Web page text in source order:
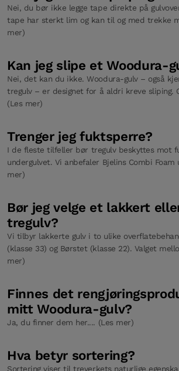
Nei, du bør ikke legge tape direkte på
tape har sterkt lim og kan til og med trekke
mer)
Kan jeg slipe et Woodura-
Nei, det kan du ikke. Woodura-gulv – også
tregulv – er designet for å aldri kreve sliping.
(Les mer)
Trenger jeg fuktsperre?
I de fleste tilfeller bør tregulv beskyttes mot
undergulvet. Vi anbefaler Bjelins Combi Foam
mer)
Bør jeg velge et lakkert
tregulv?
Vi tilbyr lakkerte gulv i to ulike
(klasse 33) og Børstet (klasse 22). Valget
mer)
Finnes det
mitt Woodura-gulv?
Ja, du finner dem her.... (Les mer)
Hva betyr sortering?
Sortering viser til treverkets naturlige